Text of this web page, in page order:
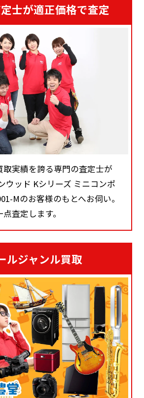
士が適正価格で査定
取実績を誇る専門の査定士が
ウッド Kシリーズ ミニコンポ
Mのお客様のもとへお伺い。
査定します。
ルジャンル買取